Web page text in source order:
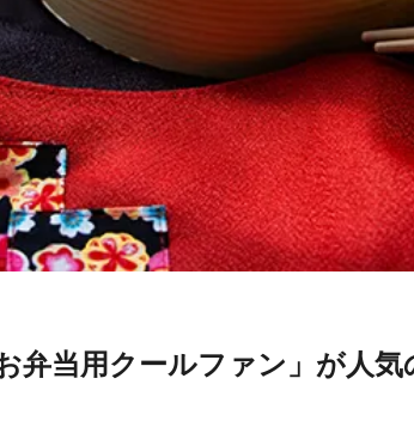
弁当用クールファン」が人気